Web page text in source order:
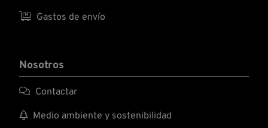
 Gastos de envío
Nosotros
 Contactar
 Medio ambiente y sostenibilidad